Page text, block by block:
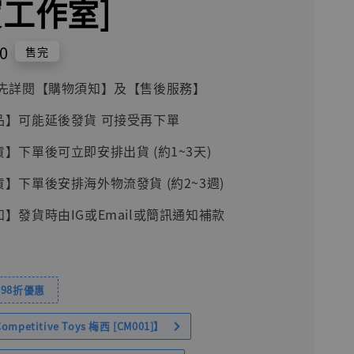
作室]
售完
閱【購物須知】及【售後服務】
可能延後發貨 可接受再下單
下單後可立即安排出貨 (約1~3天)
下單後安排海外物流發貨 (約2~3週)
發貨時由IG或Email或簡訊通知補款
折優惠
Toys 梅西 [CM001]】